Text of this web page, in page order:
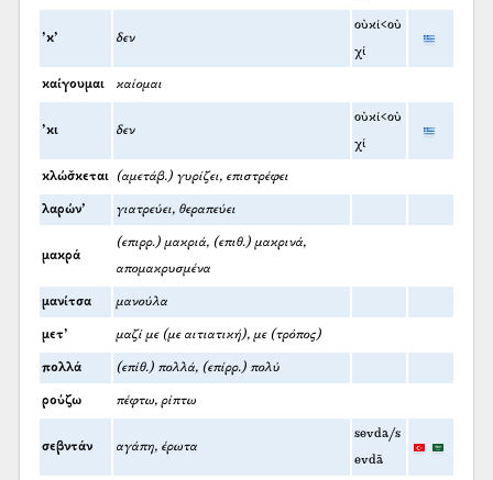
’κ’ δεν
οὐκί<οὐ
χί
καίγουμαι καίομαι
’κι δεν
οὐκί<οὐ
χί
κλώσ̌κεται (αμετάβ.) γυρίζει, επιστρέφει
λαρών’ γιατρεύει, θεραπεύει
μακρά
(επιρρ.) μακριά, (επιθ.) μακρινά,
απομακρυσμένα
μανίτσα μανούλα
μετ’ μαζί με (με αιτιατική), με (τρόπος)
πολλά (επίθ.) πολλά, (επίρρ.) πολύ
ρούζω πέφτω, ρίπτω
σεβντάν αγάπη, έρωτα
sevda/s
evdā